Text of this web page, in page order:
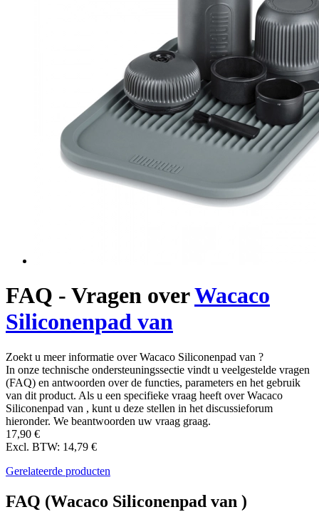
FAQ - Vragen overWacaco
Siliconenpad van
Zoekt u meer informatie over Wacaco Siliconenpad van ?
In onze technische ondersteuningssectie vindt u veelgestelde vragen
(FAQ) en antwoorden over de functies, parameters en het gebruik
van dit product. Als u een specifieke vraag heeft over Wacaco
Siliconenpad van , kunt u deze stellen in het discussieforum
hieronder. We beantwoorden uw vraag graag.
17,90 €
Excl. BTW: 14,79 €
Gerelateerde producten
FAQ (Wacaco Siliconenpad van )